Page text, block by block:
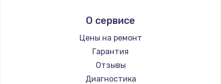
Midway by Yamato
Hunter
Shorner
Joyor
Minimotors
О сервисе
Цены на ремонт
Гарантия
Отзывы
Диагностика